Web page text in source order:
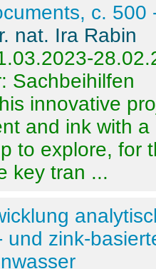
c. 500
nat. Ira Rabin
Sachbeihilfen
innovative
and ink with
to explore, for
key tran ...
und zink-